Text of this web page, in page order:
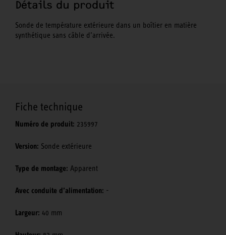
Détails du produit
Sonde de température extérieure dans un boîtier en matière
synthétique sans câble d’arrivée.
Fiche technique
Numéro de produit: 235997
Version: Sonde extérieure
Type de montage: Apparent
Avec conduite d’alimentation: -
Largeur: 40 mm